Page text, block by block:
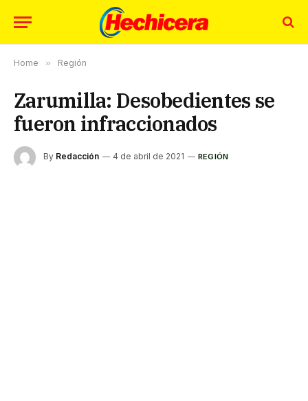
Home » Región
Zarumilla: Desobedientes se
fueron infraccionados
By Redacción 4 de abril de 2021 REGIÓN